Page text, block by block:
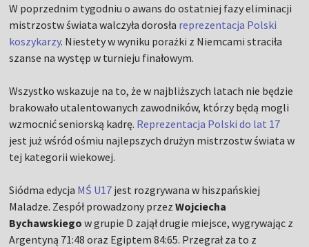
W poprzednim tygodniu o awans do ostatniej fazy eliminacji
mistrzostw świata walczyła dorosła reprezentacja Polski
koszykarzy. Niestety w wyniku porażki z Niemcami straciła
szanse na występ w turnieju finałowym.
Wszystko wskazuje na to, że w najbliższych latach nie będzie
brakowało utalentowanych zawodników, którzy będą mogli
wzmocnić seniorską kadrę. Reprezentacja Polski do lat 17
jest już wśród ośmiu najlepszych drużyn mistrzostw świata w
tej kategorii wiekowej.
Siódma edycja MŚ U17 jest rozgrywana w hiszpańskiej
Maladze. Zespół prowadzony przezWojciecha
Bychawskiego w grupie D zajął drugie miejsce, wygrywając z
Argentyną 71:48 oraz Egiptem 84:65. Przegrał za to z